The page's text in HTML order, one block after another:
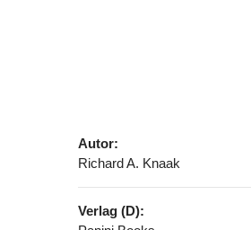
Autor:
Richard A. Knaak
Verlag (D):